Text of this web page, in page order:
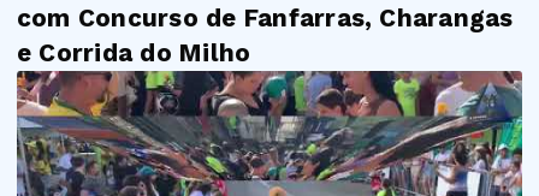
com Concurso de Fanfarras, Charangas
e Corrida do Milho